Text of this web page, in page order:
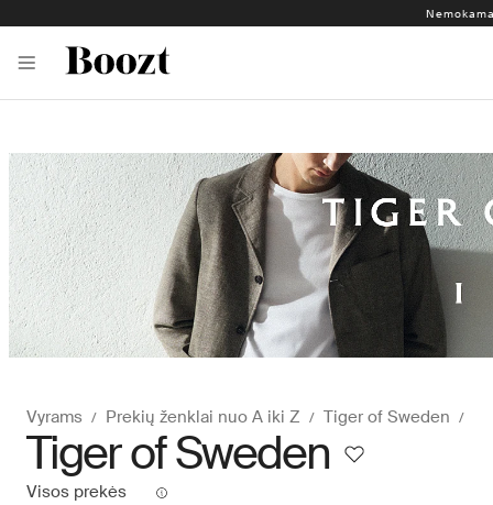
Vyrams Prekių ženklai nuo A iki Z Tiger of Sweden
Tiger of Sweden
Visos prekės